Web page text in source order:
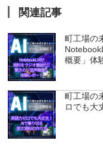
関連記事
町工場の
概要」体
町工場の
ロでも大